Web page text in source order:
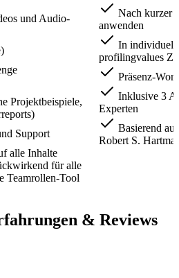
und Audio-
Projektbeispiele,
Support
alle Inhalte
für alle
Teamrollen-Tool
Nach kurzer
anwenden
In
profilingvalues
Präsenz-
Inklusive 3
Experten
Basierend
Robert S.
& Reviews